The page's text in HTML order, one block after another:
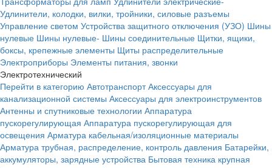
Удлинители, колодки, вилки, тройники, силовые разъемы
Управление светом Устройства защитного отключения (УЗО) Шины
нулевые Шины нулевые- Шины соединительные Щитки, ящики,
боксы, крепежные элементы Щиты распределительные
Электроприборы Элементы питания, звонки
Электротехнический
Перейти в категорию Автотранспорт Аксессуары для
канализационной системы Аксессуары для электроинструментов
Антенны и спутниковые технологии Аппаратура
пускорегулирующая Аппаратура пускорегулирующая для
освещения Арматура кабельная/изоляционные материалы
Арматура трубная, распределение, контроль давления Батарейки,
аккумуляторы, зарядные устройства Бытовая техника крупная